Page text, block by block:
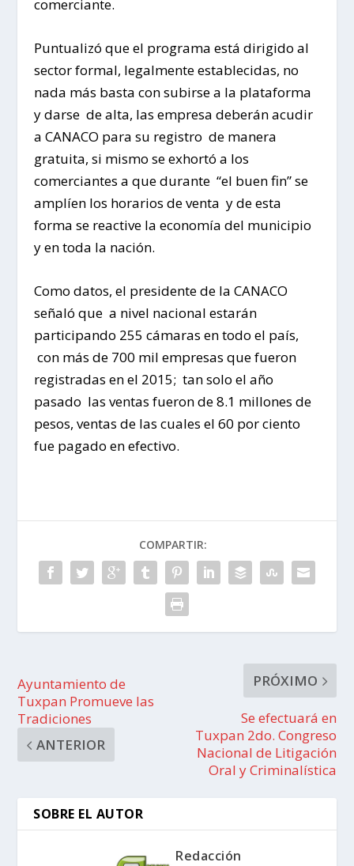
comerciante.
Puntualizó que el programa está dirigido al
sector formal, legalmente establecidas, no
nada más basta con subirse a la plataforma
y darse de alta, las empresa deberán acudir
a CANACO para su registro de manera
gratuita, si mismo se exhortó a los
comerciantes a que durante “el buen fin” se
amplíen los horarios de venta y de esta
forma se reactive la economía del municipio
y en toda la nación.
Como datos, el presidente de la CANACO
señaló que a nivel nacional estarán
participando 255 cámaras en todo el país,
con más de 700 mil empresas que fueron
registradas en el 2015; tan solo el año
pasado las ventas fueron de 8.1 millones de
pesos, ventas de las cuales el 60 por ciento
fue pagado en efectivo.
COMPARTIR:
Ayuntamiento de
Tuxpan Promueve las
Tradiciones
ANTERIOR
PRÓXIMO
Se efectuará en
Tuxpan 2do. Congreso
Nacional de Litigación
Oral y Criminalística
SOBRE EL AUTOR
Redacción